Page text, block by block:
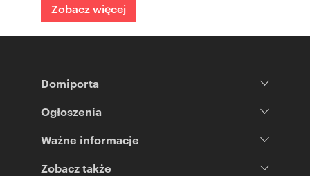
Zobacz więcej
Domiporta
Ogłoszenia
Ważne informacje
Zobacz także